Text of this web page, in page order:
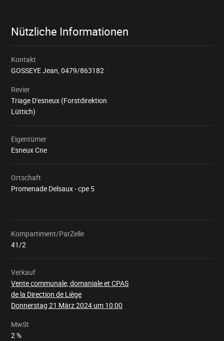
Nützliche Informationen
Kontakt
GOSSEYE Jean,0479/863182
Revier
Triage D'esneux (Forstdirektion
Lüttich)
Eigentümer
Esneux Cne
Ortschaft
Promenade Delsaux - cpe 5
Kompartiment/ParZelle
41/2
Verkauf
Vente communale, domaniale et CPAS
de la Direction de Liège
Donnerstag 21 März 2024 um 10:00
Wird
MwSt
2 %